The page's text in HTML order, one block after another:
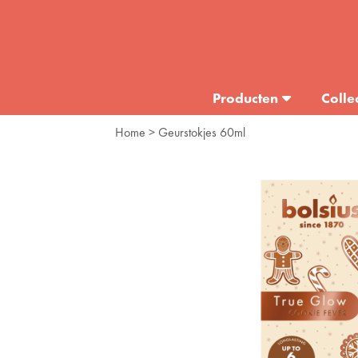
Producten
Home > Geurstokjes 60ml